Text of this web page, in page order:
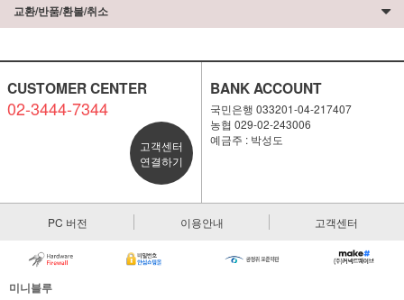
교환/반품/환불/취소
CUSTOMER CENTER
02-3444-7344
고객센터
연결하기
BANK ACCOUNT
국민은행 033201-04-217407
농협 029-02-243006
예금주 : 박성도
PC 버전 이용안내 고객센터
미니블루